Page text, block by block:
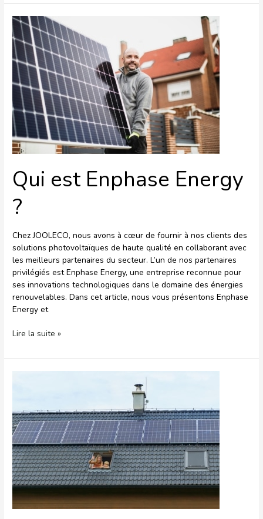
Qui est Enphase Energy
?
Chez JOOLECO, nous avons à cœur de fournir à nos clients des
solutions photovoltaïques de haute qualité en collaborant avec
les meilleurs partenaires du secteur. L’un de nos partenaires
privilégiés est Enphase Energy, une entreprise reconnue pour
ses innovations technologiques dans le domaine des énergies
renouvelables. Dans cet article, nous vous présentons Enphase
Energy et
Qui
est
Enphase
Energy
Lire la suite »
produite
par
vos
panneaux
solaires
en
votre
absence
?